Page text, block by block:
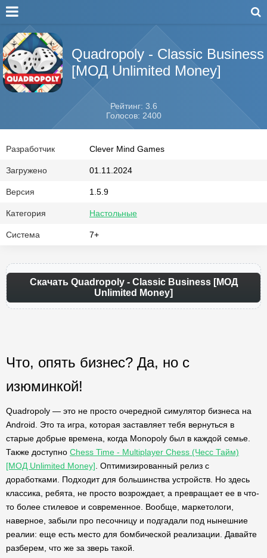
Quadropoly - Classic Business
[МОД Unlimited Money]
Рейтинг: 3.6
Голосов: 2400
Разработчик Clever Mind Games
Загружено 01.11.2024
Версия 1.5.9
Категория Настольные
Система 7+
Скачать Quadropoly - Classic Business [МОД
Unlimited Money]
Что, опять бизнес? Да, но с
изюминкой!
Quadropoly — это не просто очередной симулятор бизнеса на
Android. Это та игра, которая заставляет тебя вернуться в
старые добрые времена, когда Monopoly был в каждой семье.
Также доступно Chess Time - Multiplayer Chess (Чесс Тайм)
[МОД Unlimited Money] . Оптимизированный релиз с
доработками. Подходит для большинства устройств. Но здесь
классика, ребята, не просто возрождает, а превращает ее в что-
то более стилевое и современное. Вообще, маркетологи,
наверное, забыли про песочницу и подгадали под нынешние
реалии: еще есть место для бомбической реализации. Давайте
разберем, что же за зверь такой.